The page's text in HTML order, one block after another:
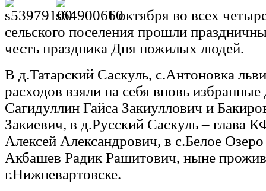
1 октября во всех
сельского поселения прошли
честь праздника Дня пожилых людей.
В д.Татарский Саскуль, с.Антоновка
расходов взяли на себя вновь
Сагидуллин Гайса Закиуллович и
Закиевич, в д.Русский Саскуль –
Алексей Александрович, в с.Белое
Акбашев Радик Рашитович, ныне
г.Нижневартовске.